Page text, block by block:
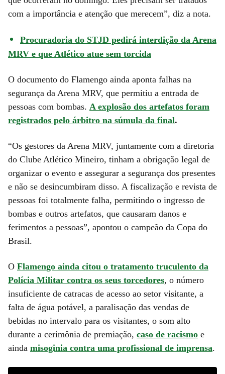
com a importância e atenção que merecem”, diz a nota.
Procuradoria do STJD pedirá interdição da Arena
MRV e que Atlético atue sem torcida
O documento do Flamengo ainda aponta falhas na
segurança da Arena MRV, que permitiu a entrada de
pessoas com bombas. A explosão dos artefatos foram
registrados pelo árbitro na súmula da final.
“Os gestores da Arena MRV, juntamente com a diretoria
do Clube Atlético Mineiro, tinham a obrigação legal de
organizar o evento e assegurar a segurança dos presentes
e não se desincumbiram disso. A fiscalização e revista de
pessoas foi totalmente falha, permitindo o ingresso de
bombas e outros artefatos, que causaram danos e
ferimentos a pessoas”, apontou o campeão da Copa do
Brasil.
O Flamengo ainda citou o tratamento truculento da
Polícia Militar contra os seus torcedores, o número
insuficiente de catracas de acesso ao setor visitante, a
falta de água potável, a paralisação das vendas de
bebidas no intervalo para os visitantes, o som alto
durante a cerimônia de premiação, caso de racismo e
ainda misoginia contra uma profissional de imprensa.